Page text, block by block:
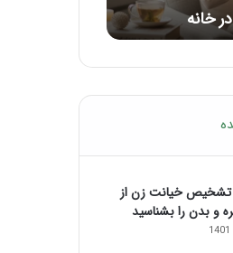
تشخیص خیانت زن از
و بدن را بشناسید